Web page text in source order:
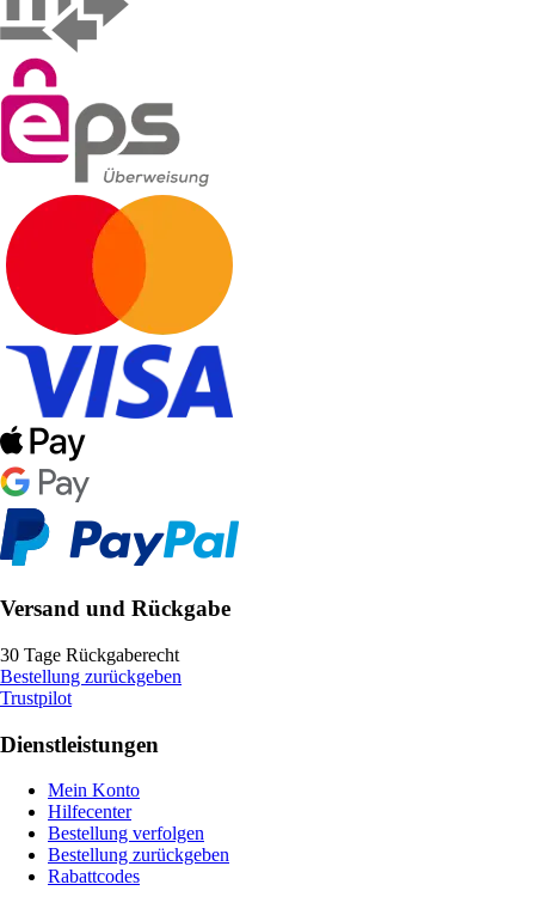
Versand und Rückgabe
30 Tage Rückgaberecht
Bestellung zurückgeben
Trustpilot
Dienstleistungen
Mein Konto
Hilfecenter
Bestellung verfolgen
Bestellung zurückgeben
Rabattcodes